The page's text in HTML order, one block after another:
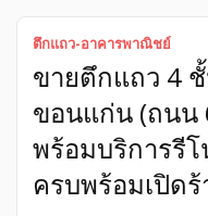
ทาง พิกัดทำเลทอง: อยู่ใน
เลน สายหลัก ใกล้ห้าง
แหล่งของกิน) หมัดเด็ดเรื่อ
ตลอดแนวยาว ลูกค้าเข้า
ฟังก์ชันการใช้งาน: • อาค
หน้ากว้าง 4 เมตรกว่า โด
ตึกแถว-อาคารพาณิชย์
ขายตึกแถว 4
ขอนแก่น (ถนน
พร้อมบริการรี
ครบพร้อมเปิด